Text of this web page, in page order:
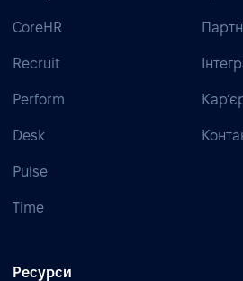
CoreHR
Recruit
Perform
Desk
Pulse
Time
Ресурси